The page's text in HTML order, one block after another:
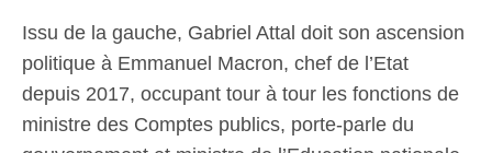
Issu de la gauche, Gabriel Attal doit son ascension
politique à Emmanuel Macron, chef de l’Etat
depuis 2017, occupant tour à tour les fonctions de
ministre des Comptes publics, porte-parle du